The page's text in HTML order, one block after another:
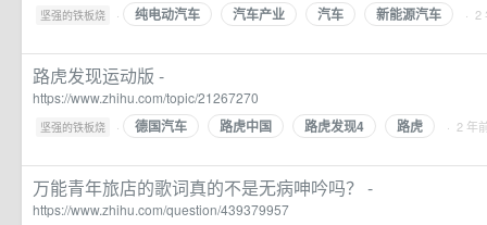
坚强的铁板烧 · 纯电动汽车 汽车产业 汽车 新能源汽车 · 2
路虎发现运动版 -
https://www.zhihu.com/topic/21267270
坚强的铁板烧 · 德国汽车 路虎中国 路虎发现4 路虎 · 2 年
万能青年旅店的歌词真的不是无病呻吟吗？ -
https://www.zhihu.com/question/439379957